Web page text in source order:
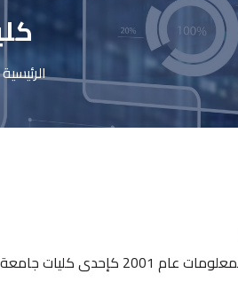
الرئيسية
تأسست كلية تكنولوجيا